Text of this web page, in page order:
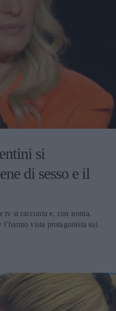
si
di sesso e il
tv si racconta e, con ironia,
l’hanno vista protagonista sui